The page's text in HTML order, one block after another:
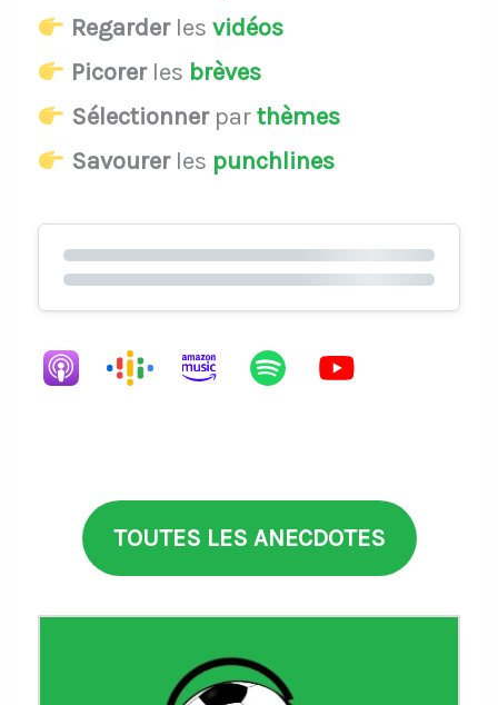
Regarderles vidéos
Picorerles brèves
Sélectionnerparthèmes
Savourerles punchlines
TOUTES LES ANECDOTES